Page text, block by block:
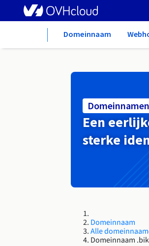
Domeinnaam
Een
sterke
Domeinnaam
Alle
Domeinnaam